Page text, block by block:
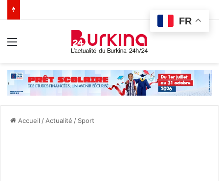
Accueil / Actualité / Sport
FR